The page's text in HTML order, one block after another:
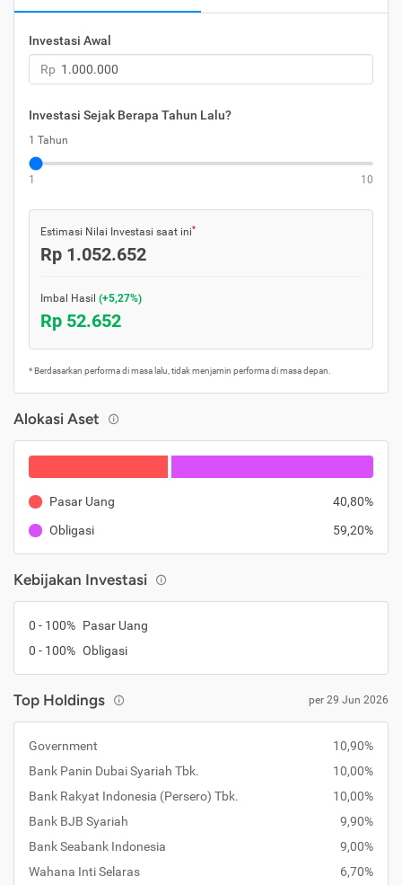
Investasi Awal
Rp
Investasi Sejak Berapa Tahun Lalu?
1 Tahun
1 10
Estimasi Nilai Investasi saat ini*
Rp 1.052.652
Imbal Hasil (+5,27%)
Rp 52.652
* Berdasarkan performa di masa lalu, tidak menjamin performa di masa depan.
Alokasi Aset
Pasar Uang
40,80%
Obligasi
59,20%
Kebijakan Investasi
0 - 100% Pasar Uang
0 - 100% Obligasi
Top Holdings per 29 Jun 2026
Government
10,90%
Bank Panin Dubai Syariah Tbk.
10,00%
Bank Rakyat Indonesia (Persero) Tbk.
10,00%
Bank BJB Syariah
9,90%
Bank Seabank Indonesia
9,00%
Wahana Inti Selaras
6,70%